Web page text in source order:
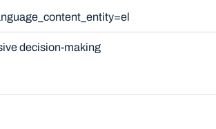
decision-making